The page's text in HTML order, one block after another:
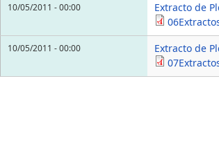
10/05/2011 - 00:00
Extracto de
10/05/2011 - 00:00
Extracto de